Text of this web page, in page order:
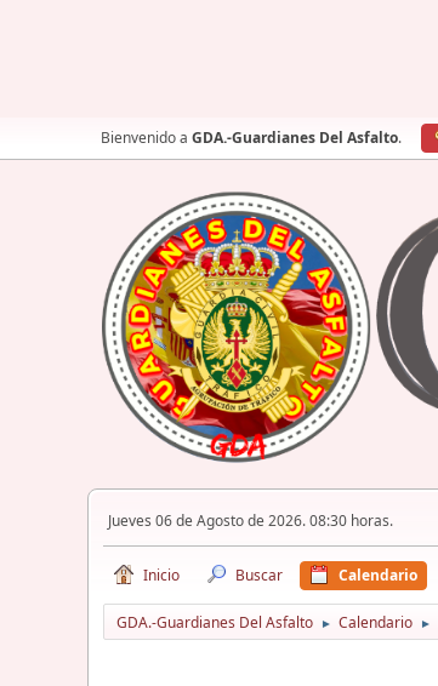
Bienvenido a GDA.-Guardianes Del Asfalto.
Jueves 06 de Agosto de 2026. 08:30 horas.
Inicio Buscar Calendario
GDA.-Guardianes Del Asfalto ► Calendario ►